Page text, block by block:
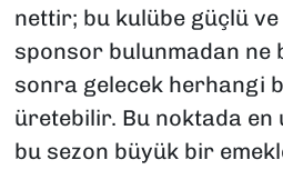
nettir; bu kulübe güçlü
sponsor bulunmadan ne
sonra gelecek herhangi
üretebilir. Bu noktada en
bu sezon büyük bir